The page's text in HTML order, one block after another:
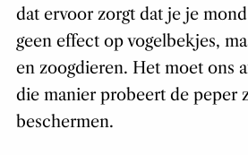
dat ervoor zorgt dat je je
geen effect op vogelbekjes,
en zoogdieren. Het moet ons
die manier probeert de peper
beschermen.